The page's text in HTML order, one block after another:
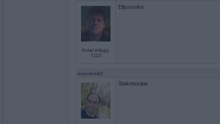
Antal inlägg:
7110
Elljusstake
saerdna82
Staketstolpe